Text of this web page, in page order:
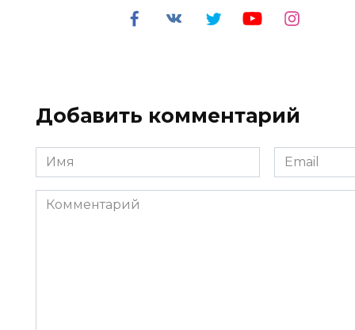
Добавить комментарий
Имя
*
Email
*
Комментарий